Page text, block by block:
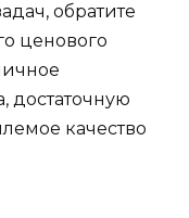
обратите
ценового
достаточную
качество